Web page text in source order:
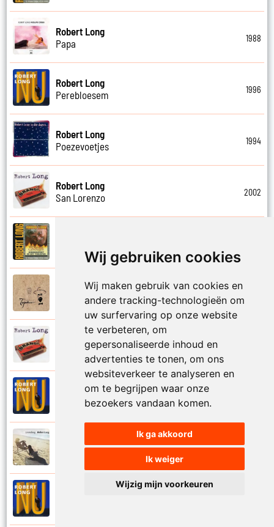
Wij gebruiken cookies
Wij maken gebruik van cookies en
andere tracking-technologieën om
uw surfervaring op onze website
te verbeteren, om
gepersonaliseerde inhoud en
advertenties te tonen, om ons
websiteverkeer te analyseren en
om te begrijpen waar onze
bezoekers vandaan komen.
Ik ga akkoord
Ik weiger
Wijzig mijn voorkeuren
Robert Long
Papa
1988
Robert Long
Perebloesem
1996
Robert Long
Poezevoetjes
1994
Robert Long
San Lorenzo
2002
Schathemelrijk
Tsjechov (Musical)
Schrappen
Seizoenen
Robert Long
Robert Long